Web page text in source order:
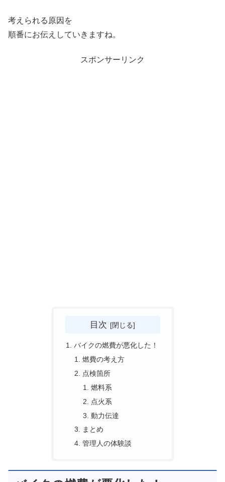
考えられる原因を
順番にお伝えしていきますね。
スポンサーリンク
目次
バイクの燃費が悪化した！
燃費の考え方
点検箇所
燃料系
点火系
動力伝達
まとめ
管理人の体験談